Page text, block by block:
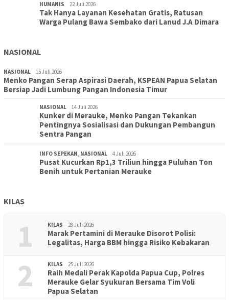
HUMANIS 22 Juli 2026
Tak Hanya Layanan Kesehatan Gratis, Ratusan
Warga Pulang Bawa Sembako dari Lanud J.A Dimara
NASIONAL
NASIONAL 15 Juli 2026
Menko Pangan Serap Aspirasi Daerah, KSPEAN Papua Selatan
Bersiap Jadi Lumbung Pangan Indonesia Timur
NASIONAL 14 Juli 2026
Kunker di Merauke, Menko Pangan Tekankan
Pentingnya Sosialisasi dan Dukungan Pembangun
Sentra Pangan
INFO SEPEKAN, NASIONAL 4 Juli 2026
Pusat Kucurkan Rp1,3 Triliun hingga Puluhan Ton
Benih untuk Pertanian Merauke
KILAS
1 KILAS 28 Juli 2026
Marak Pertamini di Merauke Disorot Polisi:
Legalitas, Harga BBM hingga Risiko Kebakaran
2 KILAS 25 Juli 2026
Raih Medali Perak Kapolda Papua Cup, Polres
Merauke Gelar Syukuran Bersama Tim Voli
Papua Selatan